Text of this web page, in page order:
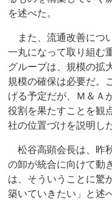
を述べた。
また、流通改善につ
一丸になって取り組む
グループは、規模の拡
規模の確保は必要だ。
げる予定だが、Ｍ＆Ａ
役割を果たすことを観
社の位置づけを説明し
松谷高顕会長は、昨
の卸が統合に向けて動
は、そういうことに驚
築いていきたい」と述